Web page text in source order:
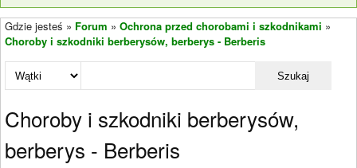
Gdzie jesteś » Forum » Ochrona przed chorobami i szkodnikami »
Choroby i szkodniki berberysów, berberys - Berberis
Szukaj
Choroby i szkodniki berberysów,
berberys - Berberis